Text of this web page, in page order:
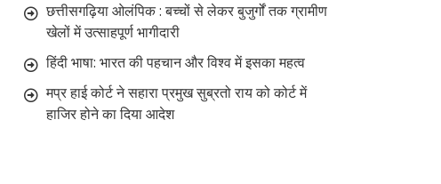
छत्तीसगढ़िया ओलंपिक : बच्चों से लेकर बुजुर्गों तक ग्रामीण
खेलों में उत्साहपूर्ण भागीदारी
हिंदी भाषा: भारत की पहचान और विश्व में इसका महत्व
मप्र हाई कोर्ट ने सहारा प्रमुख सुब्रतो राय को कोर्ट में
हाजिर होने का दिया आदेश